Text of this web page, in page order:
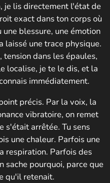
je lis directement l'état de
exact dans ton corps où
blessure, une émotion
laissé une trace physique.
dans les épaules,
localise, je te le dis, et la
immédiatement.
précis. Par la voix, la
vibratoire, on remet
s'était arrêtée. Tu sens
une chaleur. Parfois une
respiration. Parfois des
sache pourquoi, parce que
qu'il retenait.